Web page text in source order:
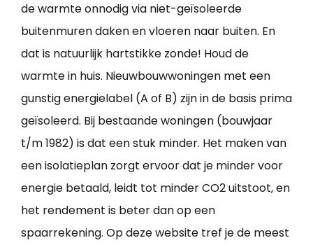
de warmte onnodig via niet-geïsoleerde
buitenmuren daken en vloeren naar buiten. En
dat is natuurlijk hartstikke zonde! Houd de
warmte in huis. Nieuwbouwwoningen met een
gunstig energielabel (A of B) zijn in de basis prima
geïsoleerd. Bij bestaande woningen (bouwjaar
t/m 1982) is dat een stuk minder. Het maken van
een isolatieplan zorgt ervoor dat je minder voor
energie betaald, leidt tot minder CO2 uitstoot, en
het rendement is beter dan op een
spaarrekening. Op deze website tref je de meest